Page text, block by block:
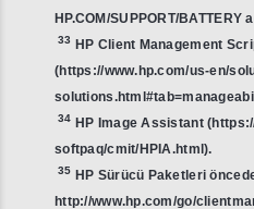
HP.COM/SUPPORT/BATTERY
33 HP Client Management
(https://www.hp.com/us-en/
34 HP Image Assistant
softpaq/cmit/HPIA.html).
35 HP Sürücü Paketleri
http://www.hp.com/go/